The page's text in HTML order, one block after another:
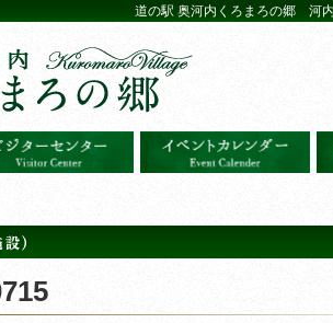
道の駅 奥河内くろまろの郷 河